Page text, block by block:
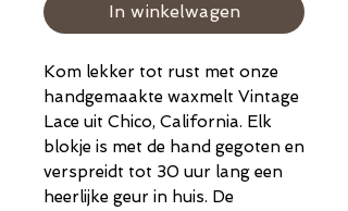
In winkelwagen
Kom lekker tot rust met onze
handgemaakte waxmelt Vintage
Lace uit Chico, California. Elk
blokje is met de hand gegoten en
verspreidt tot 30 uur lang een
heerlijke geur in huis. De